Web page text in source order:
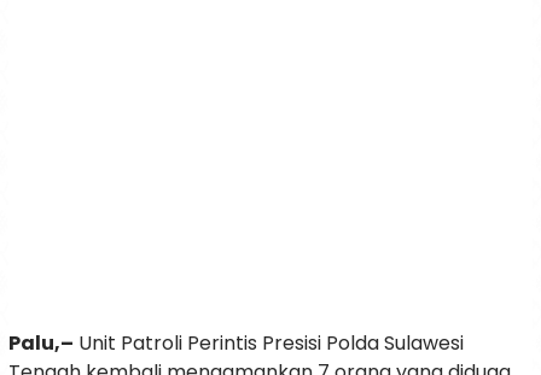
Palu,– Unit Patroli Perintis Presisi Polda Sulawesi